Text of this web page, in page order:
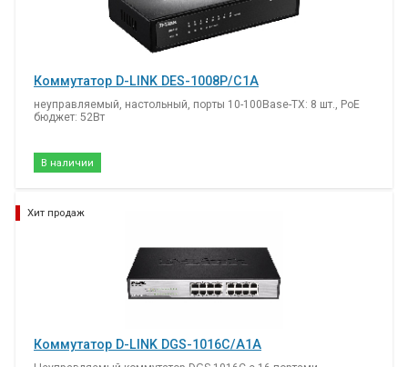
Коммутатор D-LINK DES-1008P/C1A
неуправляемый, настольный, порты 10-100Base-TX: 8 шт., PoE
бюджет: 52Вт
В наличии
Хит продаж
Коммутатор D-LINK DGS-1016C/A1A